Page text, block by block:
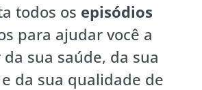
todos os episódios
para ajudar você a
sua saúde, da sua
da sua qualidade de